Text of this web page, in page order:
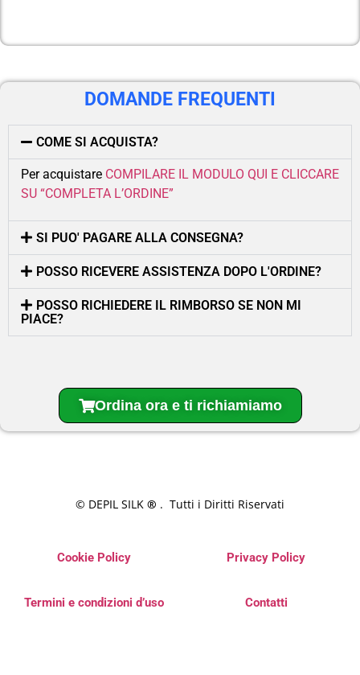
DOMANDE FREQUENTI
COME SI ACQUISTA?
Per acquistare COMPILARE IL MODULO QUI E CLICCARE
SU “COMPLETA L’ORDINE”
SI PUO' PAGARE ALLA CONSEGNA?
POSSO RICEVERE ASSISTENZA DOPO L'ORDINE?
POSSO RICHIEDERE IL RIMBORSO SE NON MI
PIACE?
Ordina ora e ti richiamiamo
© DEPIL SILK ® . Tutti i Diritti Riservati
Cookie Policy Privacy Policy
Termini e condizioni d’uso Contatti